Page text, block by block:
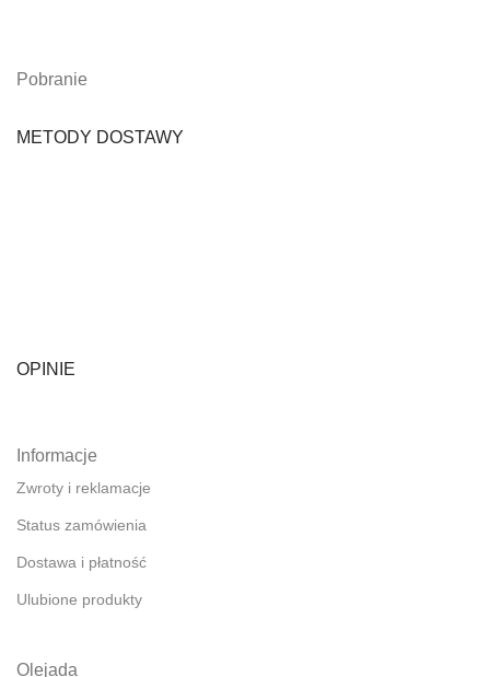
Pobranie
METODY DOSTAWY
OPINIE
Informacje
Zwroty i reklamacje
Status zamówienia
Dostawa i płatność
Ulubione produkty
Olejada